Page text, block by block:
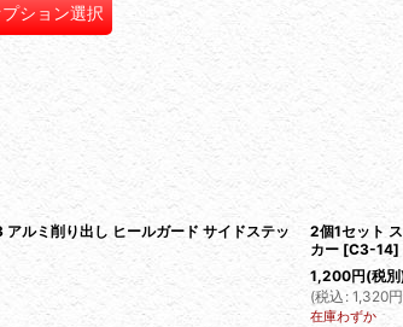
ション選択
ミ削り出し ヒールガード サイドステッ
2個1セット
カー [C3-14]
1,200円(税別
(税込 : 1,320円
在庫わずか